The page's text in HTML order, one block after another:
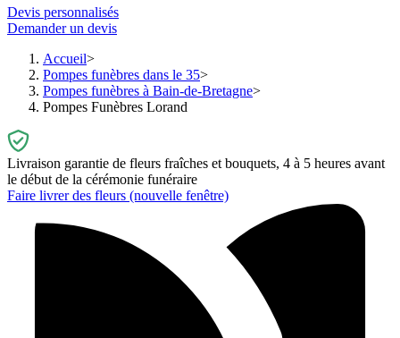
Devis personnalisés
Demander un devis
Accueil
Pompes funèbres dans le 35
Pompes funèbres à Bain-de-Bretagne
Pompes Funèbres Lorand
Livraison garantie de fleurs fraîches et bouquets, 4 à 5 heures avant
le début de la cérémonie funéraire
Faire livrer des fleurs (nouvelle fenêtre)